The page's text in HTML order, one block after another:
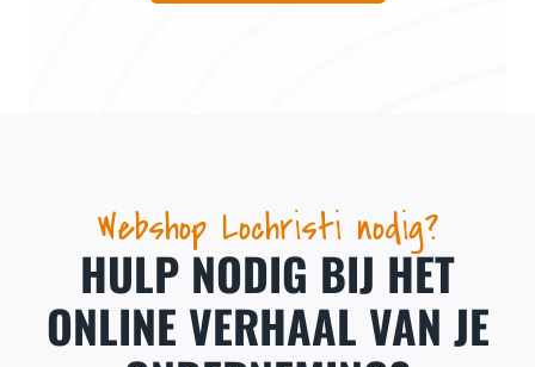
Webshop Lochristi nodig?
HULP NODIG BIJ HET
ONLINE VERHAAL VAN JE